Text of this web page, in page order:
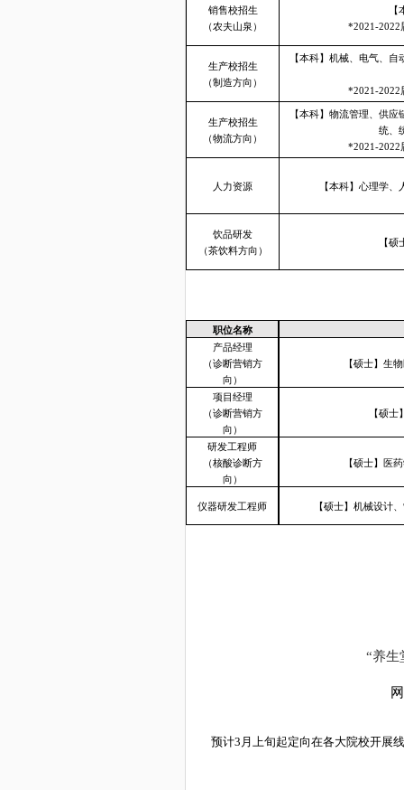
销售校招生
（农夫山泉）
*2021-2022
生产校招生
（制造方向）
【本科】机械、电气、
*2021-2022
生产校招生
（物流方向）
【本科】物流管理、供
统、
*2021-2022
人力资源 【本科】心理学
饮品研发
（茶饮料方向）
【
职位名称
产品经理
（诊断营销方
向）
【硕士】生
项目经理
（诊断营销方
向）
【硕
研发工程师
（核酸诊断方
向）
【硕士】医
仪器研发工程师 【硕士】机械设计
“养生
预计3 月上旬起定向在各大院校开展